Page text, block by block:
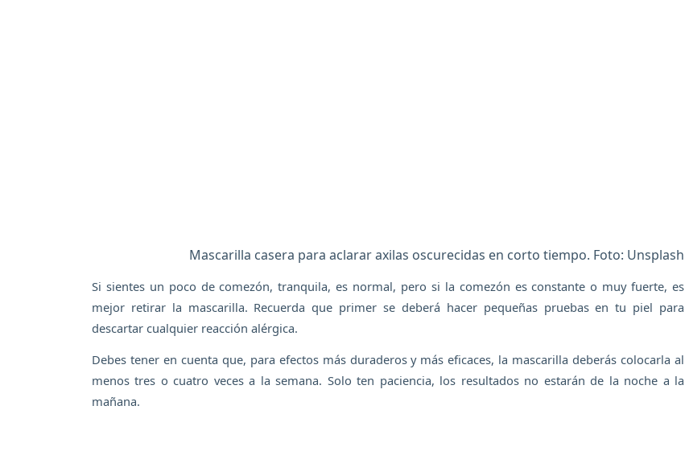
Mascarilla casera para aclarar axilas oscurecidas en corto tiempo. Foto: Unsplash
Si sientes un poco de comezón, tranquila, es normal, pero si la comezón es constante o muy fuerte, es
mejor retirar la mascarilla. Recuerda que primer se deberá hacer pequeñas pruebas en tu piel para
descartar cualquier reacción alérgica.
Debes tener en cuenta que, para efectos más duraderos y más eficaces, la mascarilla deberás colocarla al
menos tres o cuatro veces a la semana. Solo ten paciencia, los resultados no estarán de la noche a la
mañana.